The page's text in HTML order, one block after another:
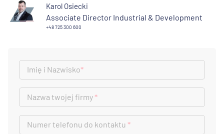
Karol Osiecki
Associate Director Industrial & Development
+48 725 300 600
Imię i Nazwisko*
Nazwa twojej firmy*
Numer telefonu do kontaktu *